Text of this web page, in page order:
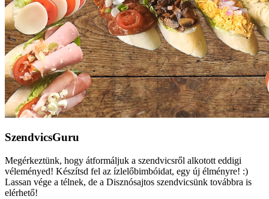
SzendvicsGuru
Megérkeztünk, hogy átformáljuk a szendvicsről alkotott eddigi
véleményed! Készítsd fel az ízlelőbimbóidat, egy új élményre! :)
Lassan vége a télnek, de a Disznósajtos szendvicsünk továbbra is
elérhető!